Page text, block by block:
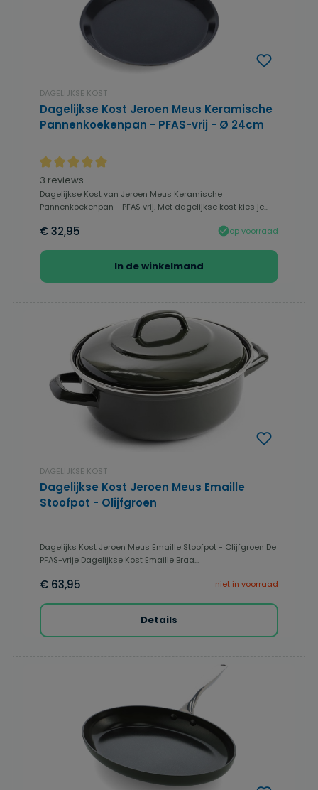
DAGELIJKSE KOST
Dagelijkse Kost Jeroen Meus Keramische
Pannenkoekenpan - PFAS-vrij - Ø 24cm
Gemiddelde waardering van 5 van 5 sterren
3 reviews
Dagelijkse Kost van Jeroen Meus Keramische
Pannenkoekenpan - PFAS vrij. Met dagelijkse kost kies je...
€ 32,95 op voorraad
In de winkelmand
DAGELIJKSE KOST
Dagelijkse Kost Jeroen Meus Emaille
Stoofpot - Olijfgroen
Dagelijks Kost Jeroen Meus Emaille Stoofpot - Olijfgroen De
PFAS-vrije Dagelijkse Kost Emaille Braa...
€ 63,95 niet in voorraad
Details